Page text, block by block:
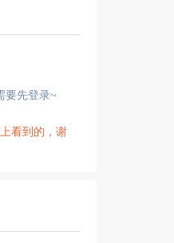
要先登录~
看到的，谢